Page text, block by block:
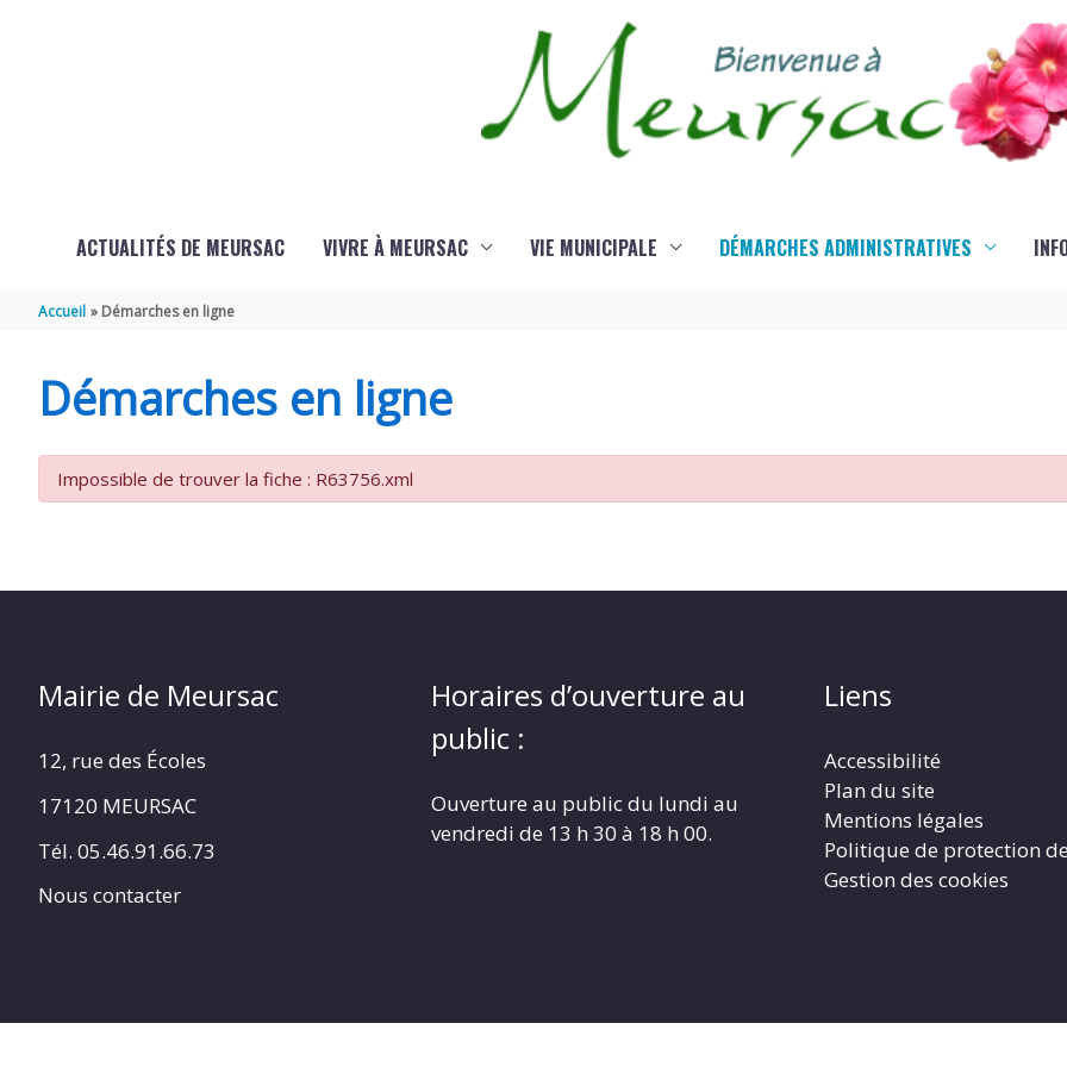
ACTUALITÉS DE MEURSAC VIVRE À MEURSAC VIE MUNICIPALE DÉMARCHES ADMINISTRATIVES
Accueil Démarches en ligne
Démarches en ligne
Impossible de trouver la fiche : R63756.xml
Mairie de Meursac
12, rue des Écoles
17120 MEURSAC
Tél. 05.46.91.66.73
Nous contacter
Horaires d’ouverture au
public :
Ouverture au public du lundi au
vendredi de 13 h 30 à 18 h 00.
Liens
Accessibilité
Plan du site
Mentions légales
Politique de protection
Gestion des cookies